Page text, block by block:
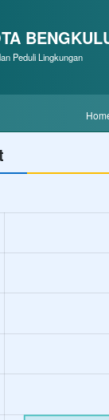
Peduli Lingkungan